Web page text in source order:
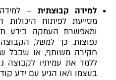
למידה קבוצתית –
מסייעת לפיתוח
ומאפשרת העמקה בידע
נפוצות. כך למשל,
חקירה משותף, או שבכל
ללמד את עמיתיו לקבוצה
בעצמו ו/או הגיע עם ידע